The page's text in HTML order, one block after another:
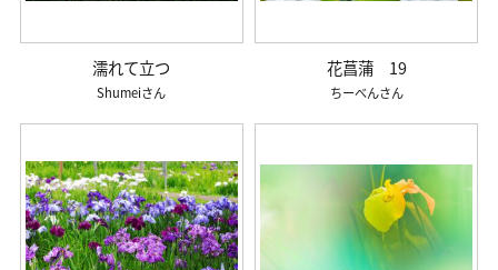
濡れて立つ
Shumei
花菖蒲 19
ちーべん